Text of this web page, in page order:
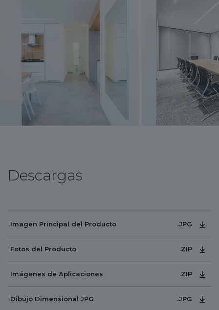
Descargas
Imagen Principal del Producto .JPG
Fotos del Producto .ZIP
Imágenes de Aplicaciones .ZIP
Dibujo Dimensional JPG .JPG